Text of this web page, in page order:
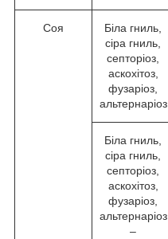
Соя
Біла гниль,
сіра гниль,
септоріоз,
аскохітоз,
фузаріоз,
альтернаріоз
Біла гниль,
сіра гниль,
септоріоз,
аскохітоз,
фузаріоз,
альтернаріоз
–